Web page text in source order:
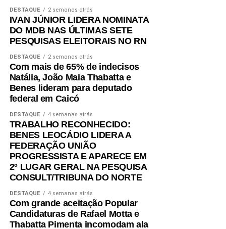
acompanhamento das famílias, favorecendo a autonomia
financeira e reduzindo a dependência de programas de
transferência de renda.
O estudo também aponta que outros municípios da região
do Seridó, como Ouro Branco, Cruzeta, Jardim do Seridó
e Acari, apresentam indicadores semelhantes em razão
da combinação entre atividade industrial, pecuária
leiteira, comércio, setor público e indicadores de
desenvolvimento humano superiores aos registrados em
boa parte do interior potiguar.
Fonte: Fonte: www.mds.gov.br
DESTAQUE 2 semanas atrás
IVAN JÚNIOR LIDERA NOMINATA
DO MDB NAS ÚLTIMAS SETE
PESQUISAS ELEITORAIS NO RN
DESTAQUE 2 semanas atrás
Com mais de 65% de indecisos
Natália, João Maia Thabatta e
Benes lideram para deputado
federal em Caicó
DESTAQUE 4 semanas atrás
TRABALHO RECONHECIDO:
BENES LEOCÁDIO LIDERA A
FEDERAÇÃO UNIÃO
PROGRESSISTA E APARECE EM
2º LUGAR GERAL NA PESQUISA
CONSULT/TRIBUNA DO NORTE
DESTAQUE 4 semanas atrás
Com grande aceitação Popular
Candidaturas de Rafael Motta e
Thabatta Pimenta incomodam ala